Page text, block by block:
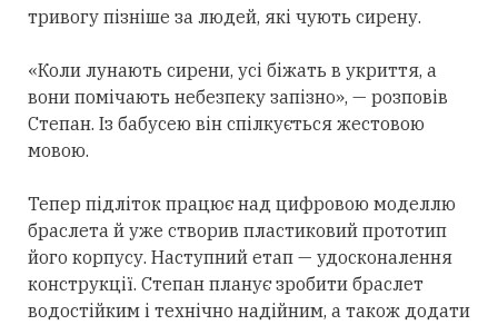
тривогу пізніше за людей, які чують сирену.
«Коли лунають сирени, усі біжать в укриття, а
вони помічають небезпеку запізно», — розповів
Степан. Із бабусею він спілкується жестовою
мовою.
Тепер підліток працює над цифровою моделлю
браслета й уже створив пластиковий прототип
його корпусу. Наступний етап — удосконалення
конструкції. Степан планує зробити браслет
водостійким і технічно надійним, а також додати